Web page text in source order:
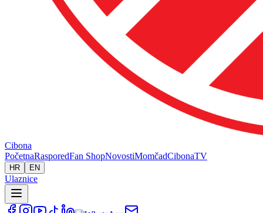
Cibona
PočetnaRasporedFan ShopNovostiMomčadCibonaTV
HR EN
Ulaznice